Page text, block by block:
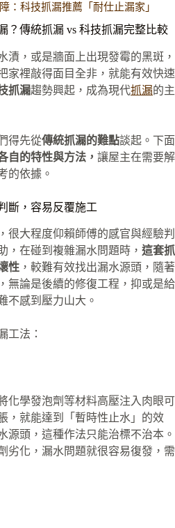
：科技抓漏推薦「耐仕止漏家」
？傳統抓漏 vs 科技抓漏完整比較
漬，或是牆面上出現發霉的黑斑，
家裡敲得面目全非，就能有效快速
抓漏趨勢興起，成為現代抓漏的主
得先從傳統抓漏的難點談起。下面
自的特性與方法， 讓屋主在需要解
的依據。
斷，容易反覆施工
很大程度仰賴師傅的感官與經驗判
，在碰到複雜漏水問題時， 這套抓
性 ，較難有效找出漏水源頭，隨著
無論是後續的修復工程，抑或是給
不感到壓力山大。
工法：
化學發泡劑等材料高壓注入肉眼可
，就能達到「暫時性止水」的效
源頭，這種作法只能治標不治本。
劣化，漏水問題就很容易復發，需